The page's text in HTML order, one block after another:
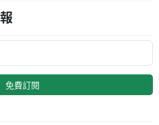
免費訂閱